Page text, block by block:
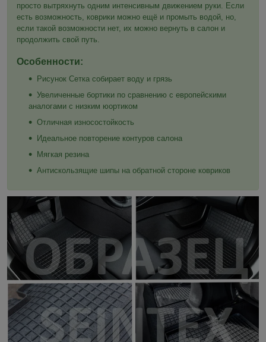
просто вытряхнуть одним интенсивным движением руки. Если
есть возможность, коврики можно ещё и промыть водой, но,
если такой возможности нет, их можно вернуть в салон и
продолжить свой путь.
Особенности:
Рисунок Сетка собирает воду и грязь
Увеличенные бортики по сравнению с европейскими
аналогами с низким юортиком
Отличная износостойкость
Идеальное повторение контуров салона
Мягкая резина
Антискользящие шипы на обратной стороне ковриков